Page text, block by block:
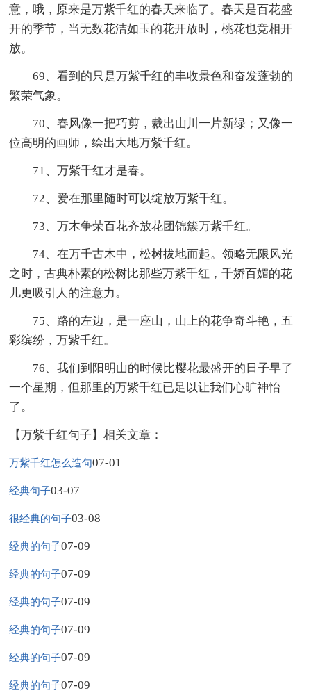
意，哦，原来是万紫千红的春天来临了。春天是百花盛
开的季节，当无数花洁如玉的花开放时，桃花也竞相开
放。
69、看到的只是万紫千红的丰收景色和奋发蓬勃的
繁荣气象。
70、春风像一把巧剪，裁出山川一片新绿；又像一
位高明的画师，绘出大地万紫千红。
71、万紫千红才是春。
72、爱在那里随时可以绽放万紫千红。
73、万木争荣百花齐放花团锦簇万紫千红。
74、在万千古木中，松树拔地而起。领略无限风光
之时，古典朴素的松树比那些万紫千红，千娇百媚的花
儿更吸引人的注意力。
75、路的左边，是一座山，山上的花争奇斗艳，五
彩缤纷，万紫千红。
76、我们到阳明山的时候比樱花最盛开的日子早了
一个星期，但那里的万紫千红已足以让我们心旷神怡
了。
【万紫千红句子】相关文章：
万紫千红怎么造句07-01
经典句子03-07
很经典的句子03-08
经典的句子07-09
经典的句子07-09
经典的句子07-09
经典的句子07-09
经典的句子07-09
经典的句子07-09